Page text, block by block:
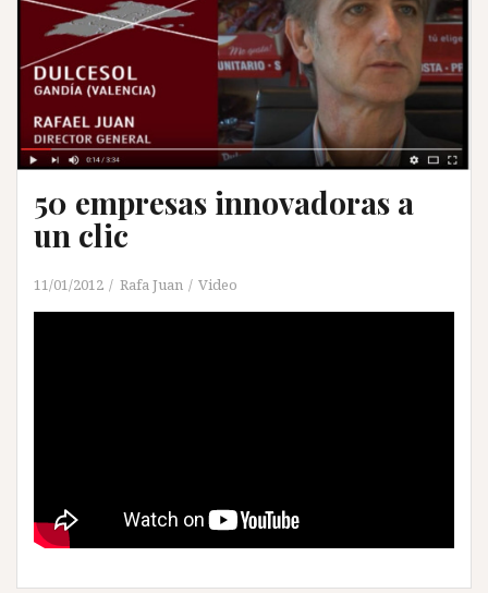
50 empresas innovadoras a
un clic
11/01/2012 Rafa Juan Video